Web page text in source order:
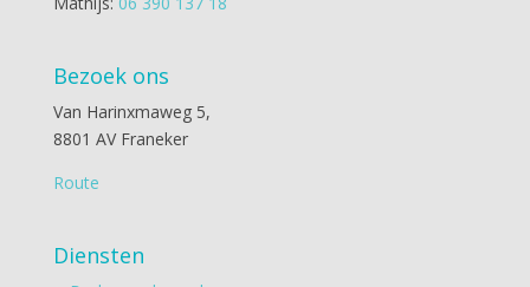
Bezoek ons
Van Harinxmaweg 5,
8801 AV Franeker
Route
Diensten